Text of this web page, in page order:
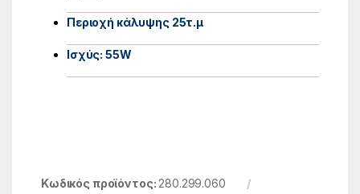
Περιοχή κάλυψης 25τ.μ
Ισχύς: 55W
Κωδικός προϊόντος:280.299.060